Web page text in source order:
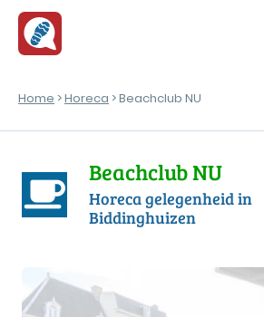
Home >Horeca > Beachclub NU
Beachclub NU
Horeca gelegenheid in
Biddinghuizen